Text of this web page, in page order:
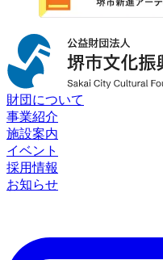
財団について
事業紹介
施設案内
イベント
採用情報
お知らせ